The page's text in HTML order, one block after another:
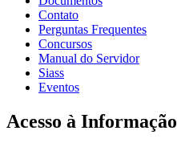
Contato
Perguntas Frequentes
Concursos
Manual do Servidor
Siass
Eventos
Acesso à Informação